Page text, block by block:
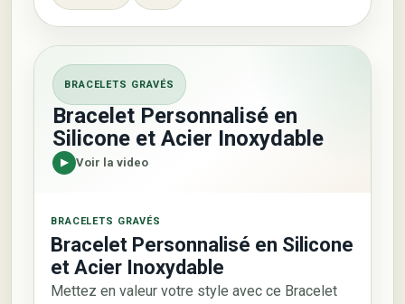
BRACELETS GRAVÉS
Bracelet Personnalisé en
Silicone et Acier Inoxydable
Voir la video
BRACELETS GRAVÉS
Bracelet Personnalisé en Silicone
et Acier Inoxydable
Mettez en valeur votre style avec ce Bracelet